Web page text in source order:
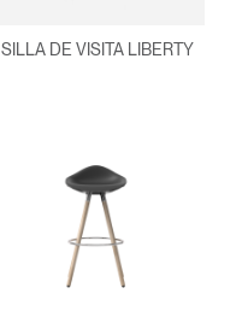
SILLA DE VISITA LIBERTY